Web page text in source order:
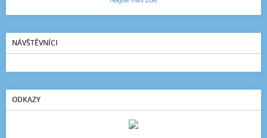
NÁVŠTĚVNÍCI
ODKAZY